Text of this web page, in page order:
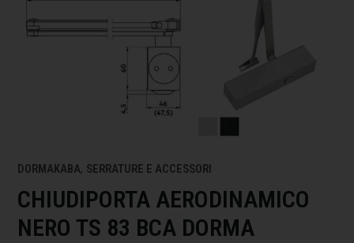
DORMAKABA, SERRATURE E ACCESSORI
CHIUDIPORTA AERODINAMICO
NERO TS 83 BCA DORMA